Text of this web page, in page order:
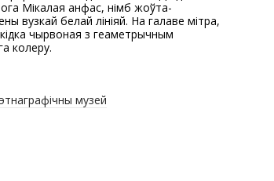
Мікалая анфас, німб жоўта-
вузкай белай лініяй. На галаве мітра,
чырвоная з геаметрычным
колеру.
музей